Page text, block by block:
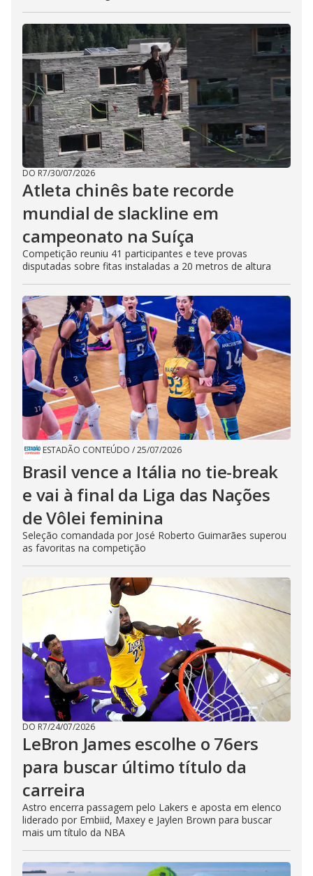
DO R7/30/07/2026
Atleta chinês bate recorde
mundial de slackline em
campeonato na Suíça
Competição reuniu 41 participantes e teve provas
disputadas sobre fitas instaladas a 20 metros de altura
ESTADÃO CONTEÚDO /25/07/2026
Brasil vence a Itália no tie-break
e vai à final da Liga das Nações
de Vôlei feminina
Seleção comandada por José Roberto Guimarães superou
as favoritas na competição
DO R7/24/07/2026
LeBron James escolhe o 76ers
para buscar último título da
carreira
Astro encerra passagem pelo Lakers e aposta em elenco
liderado por Embiid, Maxey e Jaylen Brown para buscar
mais um título da NBA